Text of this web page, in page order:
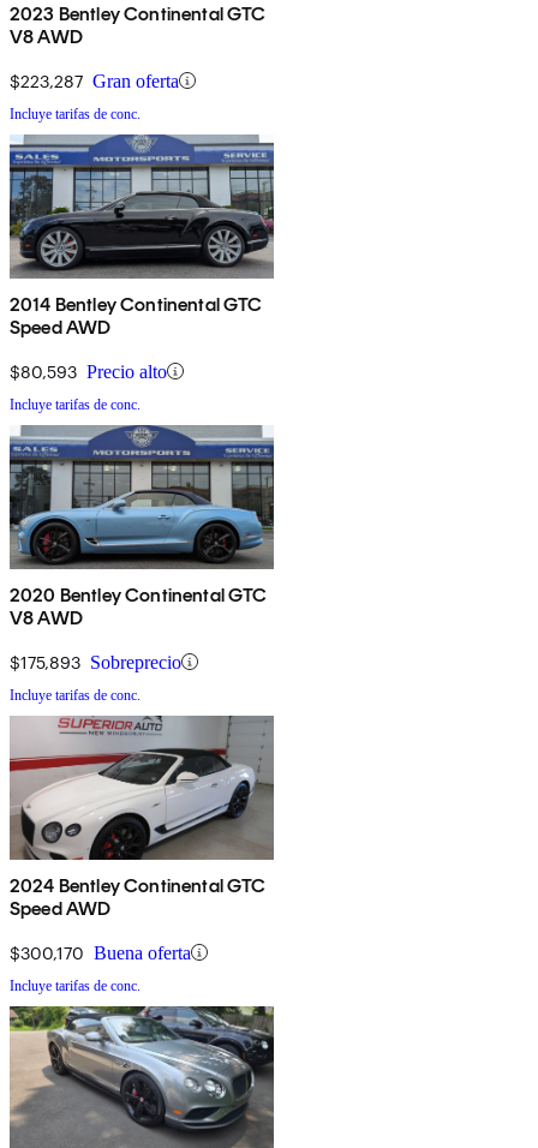
2023 Bentley Continental GTC
V8 AWD
$223,287 Gran oferta
Incluye tarifas de conc.
2014 Bentley Continental GTC
Speed AWD
$80,593 Precio alto
Incluye tarifas de conc.
2020 Bentley Continental GTC
V8 AWD
$175,893 Sobreprecio
Incluye tarifas de conc.
2024 Bentley Continental GTC
Speed AWD
$300,170 Buena oferta
Incluye tarifas de conc.